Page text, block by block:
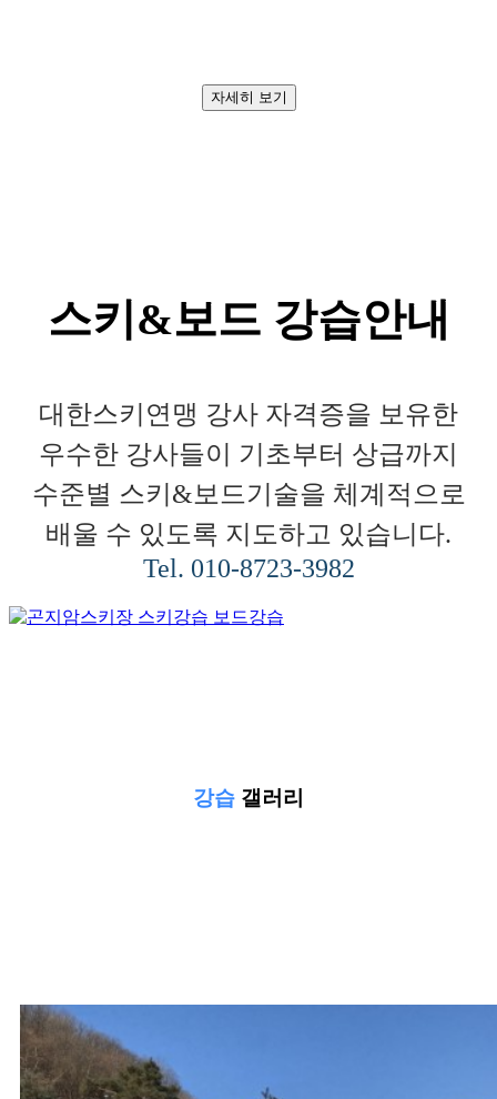
자세히 보기
스키&보드 강습안내
대한스키연맹 강사 자격증을 보유한
우수한 강사들이 기초부터 상급까지
수준별 스키&보드기술을 체계적으로
배울 수 있도록 지도하고 있습니다.
Tel. 010-8723-3982
강습 갤러리